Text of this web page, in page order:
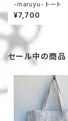
-maruyu- トート
¥7,700
セール中の商品